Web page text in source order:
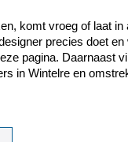
komt vroeg of laat
precies doet
pagina. Daarnaast
in Wintelre en